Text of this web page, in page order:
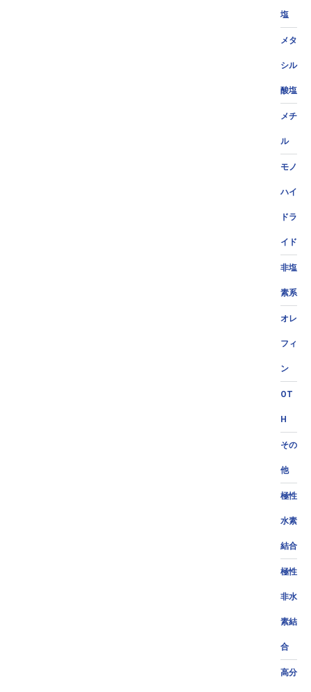
塩
メタ
シル
酸塩
メチ
ル
モノ
ハイ
ドラ
イド
非塩
素系
オレ
フィ
ン
OT
H
その
他
極性
水素
結合
極性
非水
素結
合
高分